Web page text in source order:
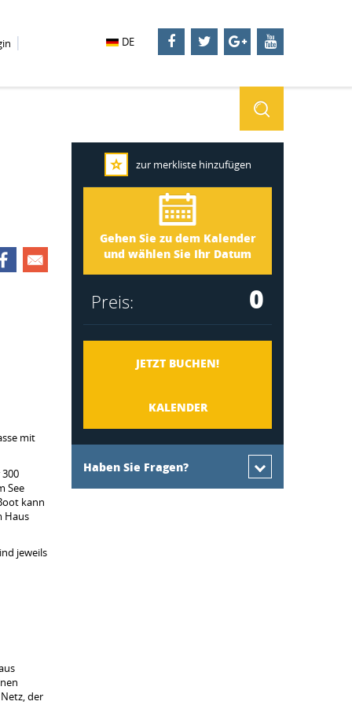
DE
mit
See
kann
Haus
jeweils
der
zur merkliste hinzufügen
Gehen Sie zu dem Kalender
und wählen Sie Ihr Datum
Ankunft
Abreise
Preis: 0
JETZT BUCHEN!
KALENDER
Haben Sie Fragen?